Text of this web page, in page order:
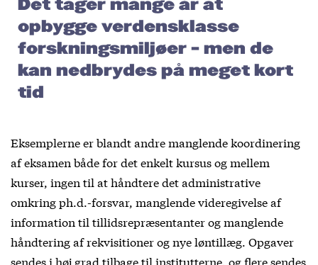
Det tager mange år at
opbygge verdensklasse
forskningsmiljøer – men de
kan nedbrydes på meget kort
tid
Eksemplerne er blandt andre manglende koordinering
af eksamen både for det enkelt kursus og mellem
kurser, ingen til at håndtere det administrative
omkring ph.d.-forsvar, manglende videregivelse af
information til tillidsrepræsentanter og manglende
håndtering af rekvisitioner og nye løntillæg. Opgaver
sendes i høj grad tilbage til institutterne, og flere sendes